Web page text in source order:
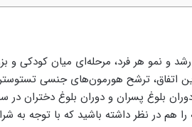
و نمو هر فرد، مرحله‌ای میان کودکی و
اتفاق، ترشح هورمون‌های جنسی
بلوغ پسران و دوران بلوغ دختران در
را هم در نظر داشته باشید که با توجه